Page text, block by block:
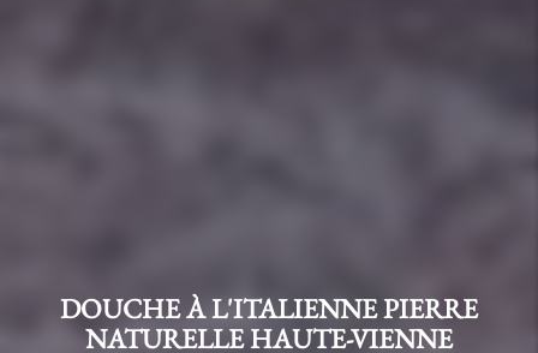
DOUCHE À L'ITALIENNE PIERRE
NATURELLE HAUTE-VIENNE